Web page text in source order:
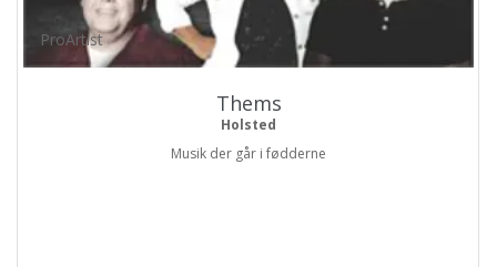
ProArtist
Thems
Holsted
Musik der går i fødderne